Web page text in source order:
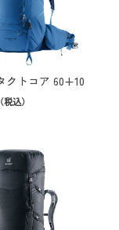
クトコア 60+10
（税込）